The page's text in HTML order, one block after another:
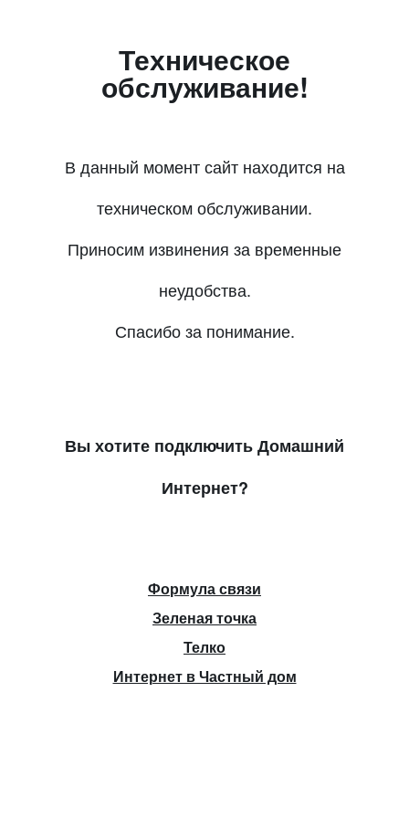
Техническое
обслуживание!
В данный момент сайт находится на
техническом обслуживании.
Приносим извинения за временные
неудобства.
Спасибо за понимание.
Вы хотите подключить Домашний
Интернет?
Формула связи
Зеленая точка
Телко
Интернет в Частный дом